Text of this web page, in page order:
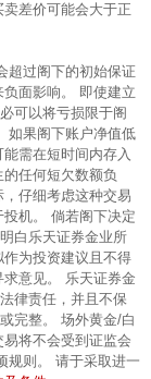
差价可能会大于正
超过阁下的初始保证
面影响。 即使建立
可以将亏损限于阁
如果阁下账户净值低
需在短时间内存入
任何短欠数额负
仔细考虑这种交易
机。 倘若阁下决定
白乐天证券金业所
为投资建议且不得
意见。 乐天证券金
律责任，并且不保
完整。 场外黄金/白
将不会受到证监会
规则。 请于采取进一